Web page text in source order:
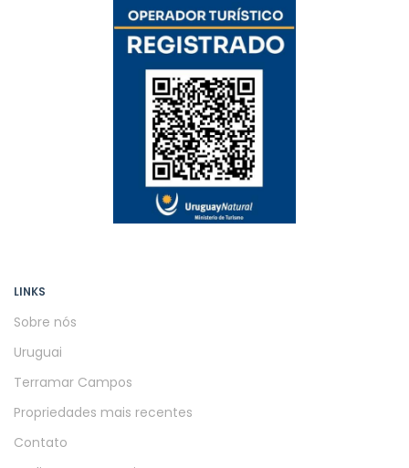
LINKS
Sobre nós
Uruguai
Terramar Campos
Propriedades mais recentes
Contato